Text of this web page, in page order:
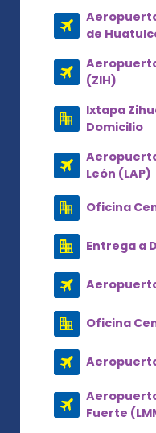
de
(ZIH)
Ixtapa
Domicilio
León (LAP)
Oficina
Entrega a
Oficina
Fuerte